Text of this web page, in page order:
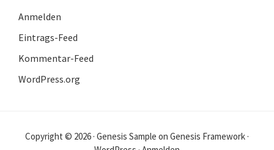
Anmelden
Eintrags-Feed
Kommentar-Feed
WordPress.org
Copyright © 2026 · Genesis Sample on Genesis Framework ·